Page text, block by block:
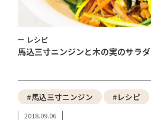
レシピ
馬込三寸ニンジンと木の実のサラダ
#馬込三寸ニンジン #レシピ
2018.09.06